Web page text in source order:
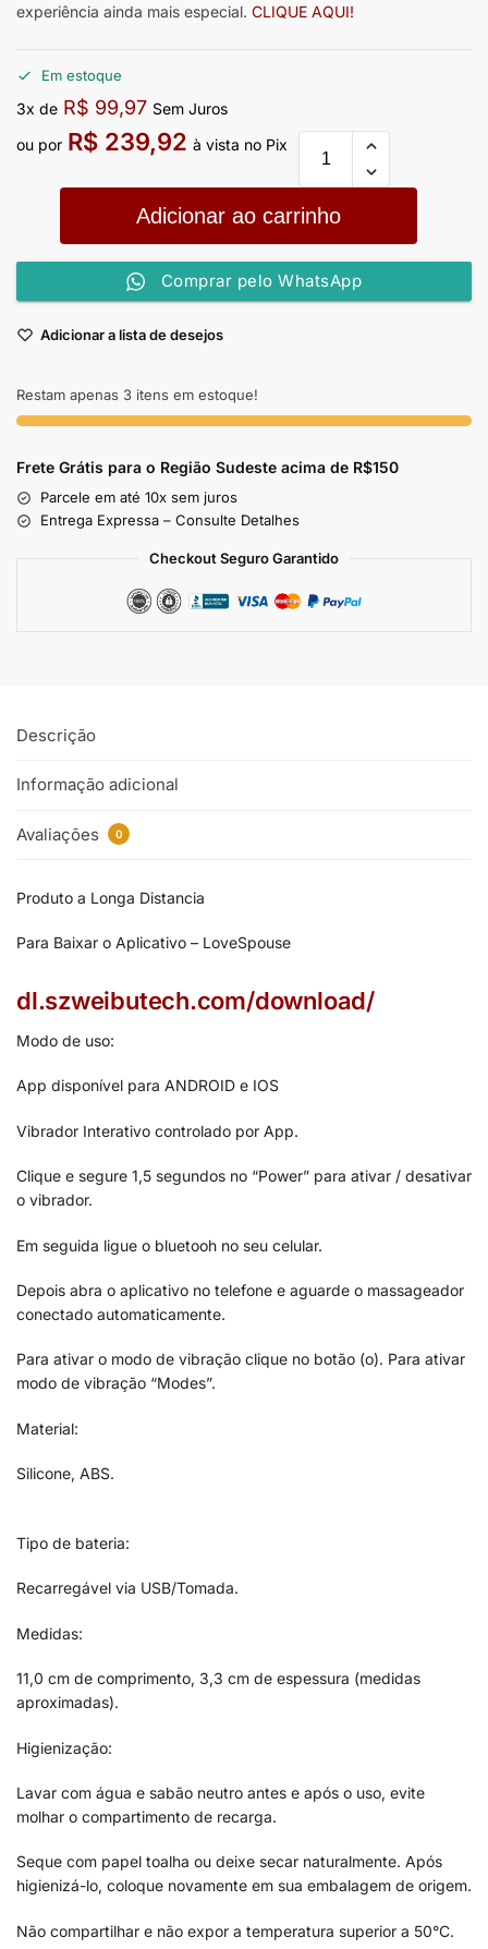
experiência ainda mais especial. CLIQUE AQUI!
Em estoque
3x de R$ 99,97 Sem Juros
ou por R$ 239,92 à vista no Pix
Adicionar ao carrinho
Comprar pelo WhatsApp
Adicionar a lista de desejos
Restam apenas 3 itens em estoque!
Frete Grátis para o Região Sudeste acima de R$150
Parcele em até 10x sem juros
Entrega Expressa – Consulte Detalhes
Checkout Seguro Garantido
Descrição
Informação adicional
Avaliações 0
Produto a Longa Distancia
Para Baixar o Aplicativo – LoveSpouse
dl.szweibutech.com/download/
Modo de uso:
App disponível para ANDROID e IOS
Vibrador Interativo controlado por App.
Clique e segure 1,5 segundos no “Power” para ativar / desativar
o vibrador.
Em seguida ligue o bluetooh no seu celular.
Depois abra o aplicativo no telefone e aguarde o massageador
conectado automaticamente.
Para ativar o modo de vibração clique no botão (o). Para ativar
modo de vibração “Modes”.
Material:
Silicone, ABS.
Tipo de bateria:
Recarregável via USB/Tomada.
Medidas:
11,0 cm de comprimento, 3,3 cm de espessura (medidas
aproximadas).
Higienização:
Lavar com água e sabão neutro antes e após o uso, evite
molhar o compartimento de recarga.
Seque com papel toalha ou deixe secar naturalmente. Após
higienizá-lo, coloque novamente em sua embalagem de origem.
Não compartilhar e não expor a temperatura superior a 50°C.